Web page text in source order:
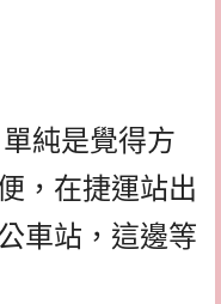
純是覺得方
，在捷運站出
車站，這邊等